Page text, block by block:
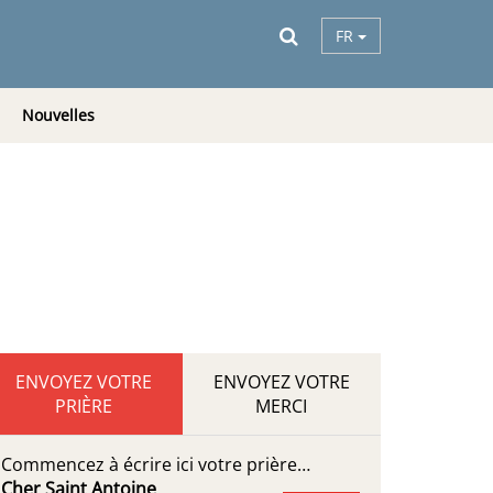
FR
Nouvelles
ENVOYEZ VOTRE
PRIÈRE
ENVOYEZ VOTRE
MERCI
Commencez à écrire ici votre prière…